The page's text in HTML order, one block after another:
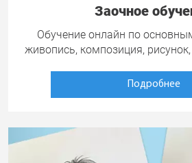
Заочное
Обучение онлайн по
живопись, композиция, рисунок,
Подробнее